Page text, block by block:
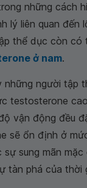
những cách
lý liên quan đến
thể dục còn có
ở nam.
những người tập
testosterone
vận động đều
sẽ ổn định ở
sung mãn mặc
tàn phá của thời